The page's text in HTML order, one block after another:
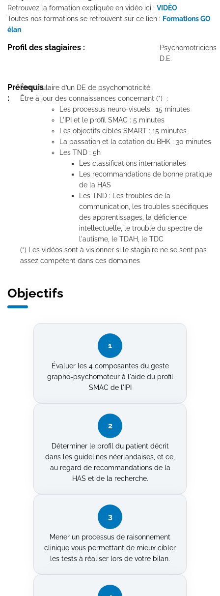
Retrouvez la formation expliquée en vidéo ici : VIDÈO
Toutes nos formations se retrouvent sur ce lien : Formations GO
élan
Profil des stagiaires :
Psychomotriciens
D.E.
Prérequis
:
Être titulaire d’un DE de psychomotricité.
Être à jour des connaissances concernant (*) :
Les processus neuro-visuels : 15 minutes
L'IPI et le profil SMAC : 5 minutes
Les objectifs ciblés SMART : 15 minutes
La passation et la cotation du BHK : 30 minutes
Les TND : 5h
Les classifications internationales
Les recommandations de bonne pratique
de la HAS
Les TND : Les troubles de la
communication, les troubles spécifiques
des apprentissages, la déficience
intellectuelle, le trouble du spectre de
l'autisme, le TDAH, le TDC
(*) Les vidéos sont à visionner si le stagiaire ne se sent pas
assez compétent dans ces domaines
Objectifs
1
Évaluer les 4 composantes du geste
grapho-psychomoteur à l'aide du profil
SMAC de l'IPI
2
Déterminer le profil du patient décrit
dans les guidelines néerlandaises, et ce,
au regard de recommandations de la
HAS et de la recherche.
3
Mener un processus de raisonnement
clinique vous permettant de mieux cibler
les tests à réaliser lors de votre bilan.